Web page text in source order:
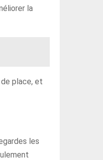
la
place, et
les